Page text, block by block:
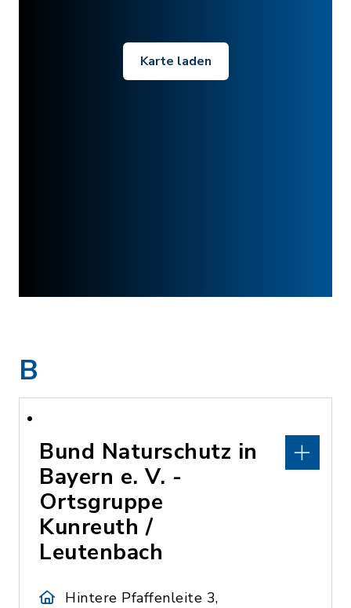
Karte laden
B
Bund Naturschutz in
Bayern e. V. -
Ortsgruppe
Kunreuth /
Leutenbach
Hintere Pfaffenleite 3,